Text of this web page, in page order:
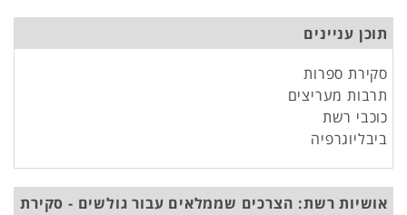
תוכן עניינים
סקירת ספרות
תרבות מעריצים
כוכבי רשת
ביבליוגרפיה
אושיות רשת: הצרכים שממלאים עבור גולשים - סקירת